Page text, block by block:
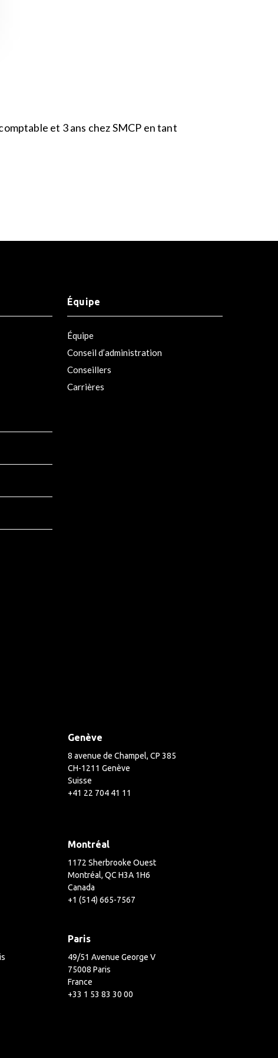
et 3 ans chez SMCP en tant
Équipe
Équipe
Conseil d’administration
Conseillers
Carrières
Genève
8 avenue de Champel, CP 385
CH-1211 Genève
Suisse
+41 22 704 41 11
Montréal
1172 Sherbrooke Ouest
Montréal, QC H3A 1H6
Canada
+1 (514) 665-7567
Paris
49/51 Avenue George V
75008 Paris
France
+33 1 53 83 30 00